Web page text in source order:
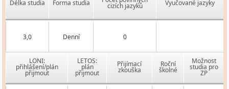
Délka studia Forma studia cizích jazyků Vyučované jazyky
3,0 Denní 0
LONI:
přihlášení/plán
přijmout
LETOS:
plán
přijmout
Přijímací
zkouška
Roční
školné
Možnost
studia pro
ZP